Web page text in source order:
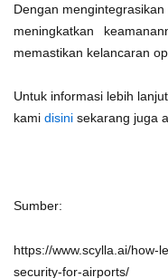
Dengan
meningkatkan
memastikan kelancaran
Untuk informasi lebih
kami disini sekarang juga
Sumber:
https://www.scylla.ai/how-
security-for-airports/